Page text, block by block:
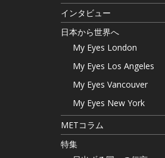
インタビュー
日本から世界へ
My Eyes London
My Eyes Los Angeles
My Eyes Vancouver
My Eyes New York
METコラム
特集